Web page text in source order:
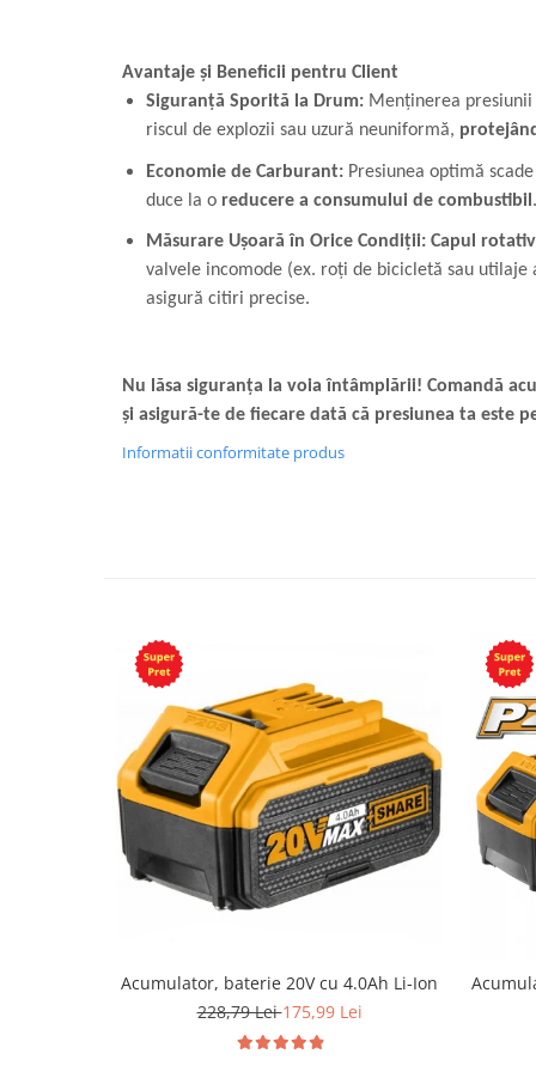
Avantaje și Beneficii pentru Client
Siguranță Sporită la Drum: Menținerea
riscul de explozii sau uzură neuniformă,
Economie de Carburant: Presiunea optimă
duce la o reducere a consumului de combustibil .
Măsurare Ușoară în Orice Condiții: Capul rotativ
valvele incomode (ex. roți de bicicletă sau
asigură citiri precise.
Nu lăsa siguranța la voia întâmplării! Comandă
și asigură-te de fiecare dată că presiunea ta este
Informatii conformitate produs
Acumulator, baterie 20V cu 4.0Ah Li-Ion
228,79 Lei175,99 Lei